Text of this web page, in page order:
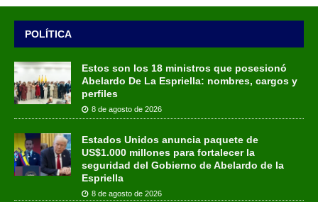
POLÍTICA
Estos son los 18 ministros que posesionó
Abelardo De La Espriella: nombres, cargos y
perfiles
8 de agosto de 2026
Estados Unidos anuncia paquete de
US$1.000 millones para fortalecer la
seguridad del Gobierno de Abelardo de la
Espriella
8 de agosto de 2026